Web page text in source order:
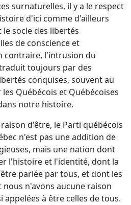
surnaturelles, il y a le respect
d'ici comme d'ailleurs
socle des libertés
de conscience et
contraire, l'intrusion du
toujours par des
conquises, souvent au
Québécois et Québécoises
notre histoire.
d'être, le Parti québécois
n'est pas une addition de
mais une nation dont
l'histoire et l'identité, dont la
parlée par tous, et dont les
n'avons aucune raison
à être celles de tous.